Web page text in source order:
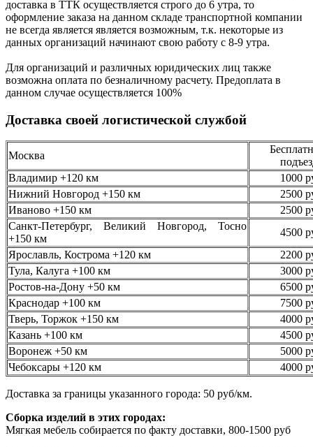
доставка в ТТК осуществляется строго до 6 утра, то
оформление заказа на данном складе транспортной компании
не всегда является является возможным, т.к. некоторые из
данных организаций начинают свою работу с 8-9 утра.
Для организаций и различных юридических лиц также
возможна оплата по безналичному расчету. Предоплата в
данном случае осуществляется 100%
Доставка своей логистической службой
Москва
Владимир +120 км
1000
Нижний Новгород +150 км
2500
Иваново +150 км
2500
Санкт-Петербург, Великий Новгород, Тосно
+150 км
4500
Ярославль, Кострома +120 км
2200
Тула, Калуга +100 км
3000
Ростов-на-Дону +50 км
6500
Краснодар +100 км
7500
Тверь, Торжок +150 км
4000
Казань +100 км
4500
Воронеж +50 км
5000
Чебоксары +120 км
4000
Доставка за границы указанного города: 50 руб/км.
Сборка изделий в этих городах:
Мягкая мебель собирается по факту доставки, 800-1500 руб